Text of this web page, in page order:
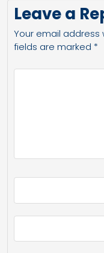
Leave a
Your email address
fields are marked *